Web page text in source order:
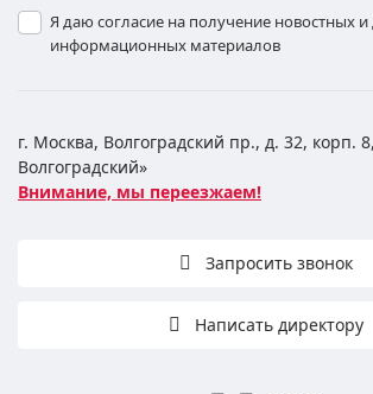
Я даю согласие на получение новостных и
информационных материалов
г. Москва, Волгоградский пр., д. 32, корп.
Волгоградский»
Внимание, мы переезжаем!
Запросить звонок
Написать директору